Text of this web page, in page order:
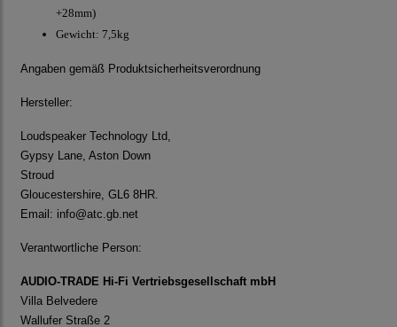
+28mm)
Gewicht: 7,5kg
Angaben gemäß Produktsicherheitsverordnung
Hersteller:
Loudspeaker Technology Ltd,
Gypsy Lane, Aston Down
Stroud
Gloucestershire, GL6 8HR.
Email: info@atc.gb.net
Verantwortliche Person:
AUDIO-TRADE Hi-Fi Vertriebsgesellschaft mbH
Villa Belvedere
Wallufer Straße 2